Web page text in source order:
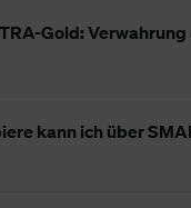
Gold: Verwahrung
kann ich über